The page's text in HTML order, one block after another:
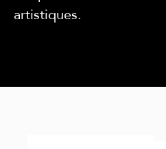
artistiques.